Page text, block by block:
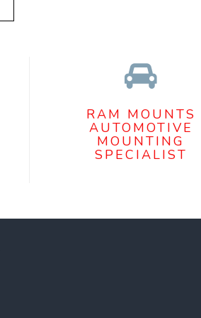
RAM MOUNTS
AUTOMOTIVE
MOUNTING
SPECIALIST